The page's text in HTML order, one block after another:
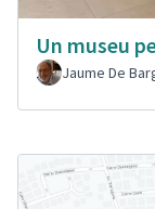
Un museu
Jaume De